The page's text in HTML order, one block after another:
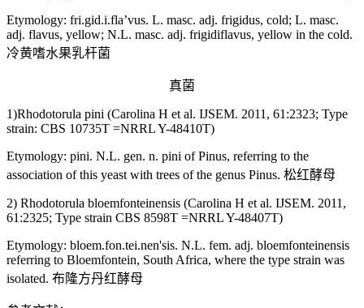
Etymology: fri.gid.i.fla’vus. L. masc. adj. frigidus, cold; L. masc.
adj. flavus, yellow; N.L. masc. adj. frigidiflavus, yellow in the cold.
冷黄嗜水果乳杆菌
真菌
1)Rhodotorula pini (Carolina H et al. IJSEM. 2011, 61:2323; Type
strain: CBS 10735T =NRRL Y-48410T)
Etymology: pini. N.L. gen. n. pini of Pinus, referring to the
association of this yeast with trees of the genus Pinus. 松红酵母
2) Rhodotorula bloemfonteinensis (Carolina H et al. IJSEM. 2011,
61:2325; Type strain CBS 8598T =NRRL Y-48407T)
Etymology: bloem.fon.tei.nen'sis. N.L. fem. adj. bloemfonteinensis
referring to Bloemfontein, South Africa, where the type strain was
isolated. 布隆方丹红酵母